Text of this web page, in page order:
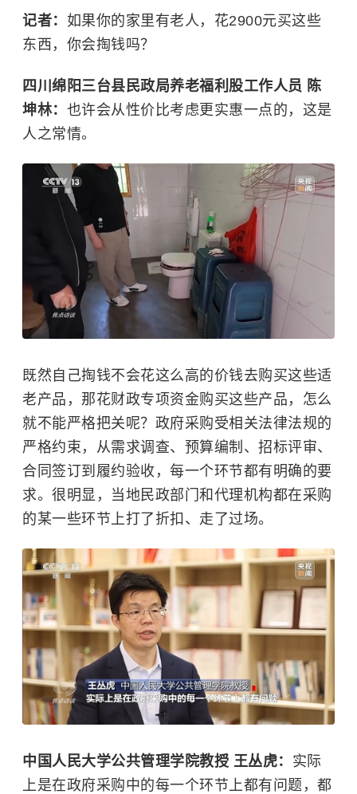
记者： 如果你的家里有老人，花2900元买这些
东西，你会掏钱吗？
四川绵阳三台县民政局养老福利股工作人员 陈
坤林： 也许会从性价比考虑更实惠一点的，这是
人之常情。
既然自己掏钱不会花这么高的价钱去购买这些适
老产品，那花财政专项资金购买这些产品，怎么
就不能严格把关呢？政府采购受相关法律法规的
严格约束，从需求调查、预算编制、招标评审、
合同签订到履约验收，每一个环节都有明确的要
求。很明显，当地民政部门和代理机构都在采购
的某一些环节上打了折扣、走了过场。
中国人民大学公共管理学院教授 王丛虎： 实际
上是在政府采购中的每一个环节上都有问题，都